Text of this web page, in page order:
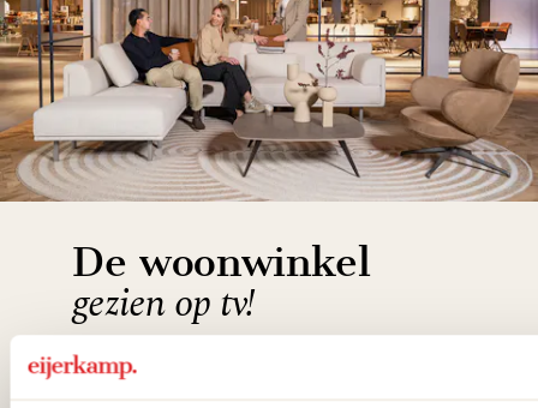
De woonwinkel
gezien op tv!
Wie kent het programma vtwonen